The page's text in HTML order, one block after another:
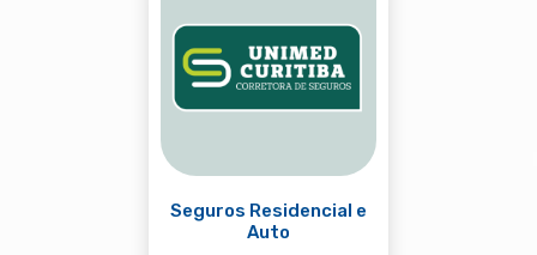
Seguros Residencial e
Auto